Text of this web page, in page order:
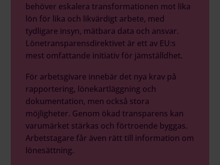
behöver eskalera transformationen mot lika
lön för lika och likvärdigt arbete, med
tydligare insyn, mätbara data och ansvar.
Lönetransparensdirektivet är ett av EU:s
mest omfattande initiativ för jämställdhet.
För arbetsgivare innebär det nya krav på
rapportering, lönekartläggning och
dokumentation, men också stora
möjligheter. Genom ökad transparens kan
varumärket stärkas och förtroende byggas.
Arbetstagare får även rätt till information om
lönesättning.